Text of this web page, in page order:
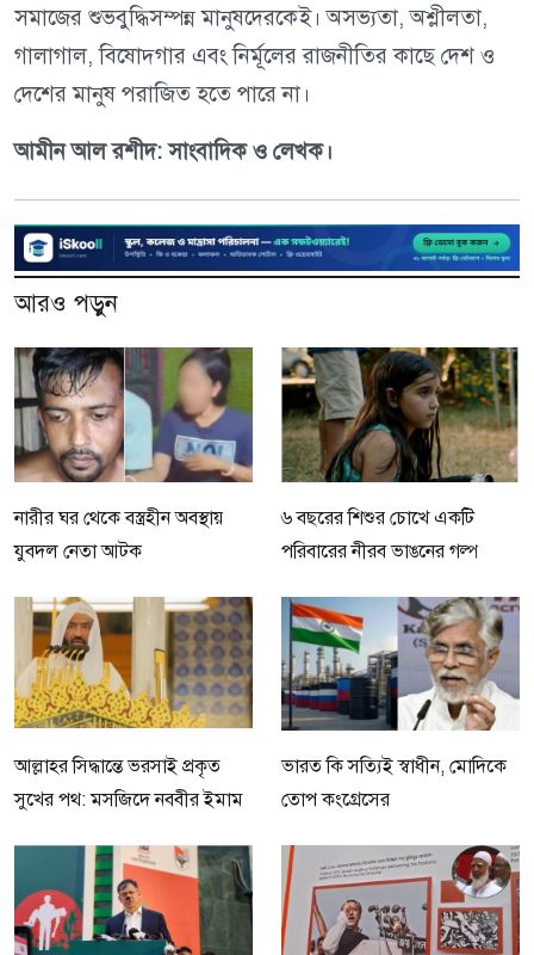
সমাজের ‍শুভবুদ্ধিসম্পন্ন মানুষদেরকেই। অসভ্যতা, অশ্লীলতা,
গালাগাল, বিষোদ্গার এবং নির্মূলের রাজনীতির কাছে দেশ ও
দেশের মানুষ পরাজিত হতে পারে না।
আমীন আল রশীদ: সাংবাদিক ও লেখক।
আরও পড়ুন
নারীর ঘর থেকে বস্ত্রহীন অবস্থায়
যুবদল নেতা আটক
৬ বছরের শিশুর চোখে একটি
পরিবারের নীরব ভাঙনের গল্প
আল্লাহর সিদ্ধান্তে ভরসাই প্রকৃত
সুখের পথ: মসজিদে নববীর ইমাম
ভারত কি সত্যিই স্বাধীন, মোদিকে
তোপ কংগ্রেসের